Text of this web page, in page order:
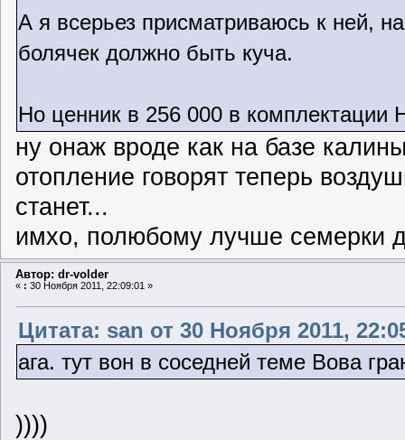
А я всерьез присматриваюсь к ней,
болячек должно быть куча.
Но ценник в 256 000 в комплектации
ну онаж вроде как на базе
отопление говорят теперь
станет...
имхо, полюбому лучше семерки
Автор: dr-volder
« : 30 Ноября 2011, 22:09:01 »
Цитата: san от 30 Ноября 2011,
ага. тут вон в соседней теме Вова
))))